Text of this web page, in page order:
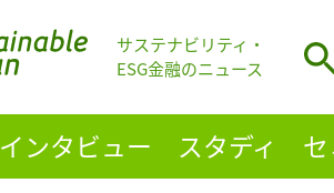
サステナビリティ・
ESG金融のニュース
インタビュー スタディ